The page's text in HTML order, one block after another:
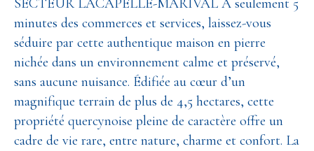
SECTEUR LACAPELLE-MARIVAL À seulement 5
minutes des commerces et services, laissez-vous
séduire par cette authentique maison en pierre
nichée dans un environnement calme et préservé,
sans aucune nuisance. Édifiée au cœur d’un
magnifique terrain de plus de 4,5 hectares, cette
propriété quercynoise pleine de caractère offre un
cadre de vie rare, entre nature, charme et confort. La